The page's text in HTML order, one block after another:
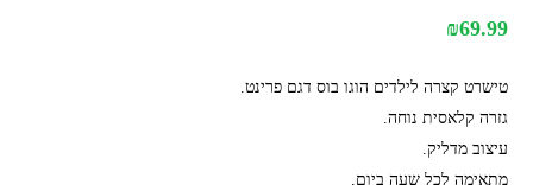
₪69.99
טישרט קצרה לילדים הוגו בוס דגם פרינט.
גזרה קלאסית נוחה.
עיצוב מדליק.
מתאימה לכל שעה ביום.